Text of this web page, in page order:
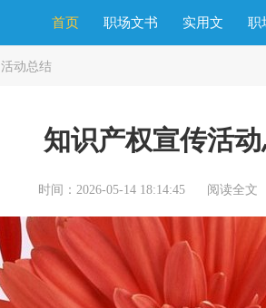
首页 职场文书 实用文 职
活动总结
知识产权宣传活
时间：2026-05-14 18:14:45 阅读全文